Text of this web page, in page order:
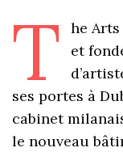
T
he
et
ses portes à
cabinet
le nouveau